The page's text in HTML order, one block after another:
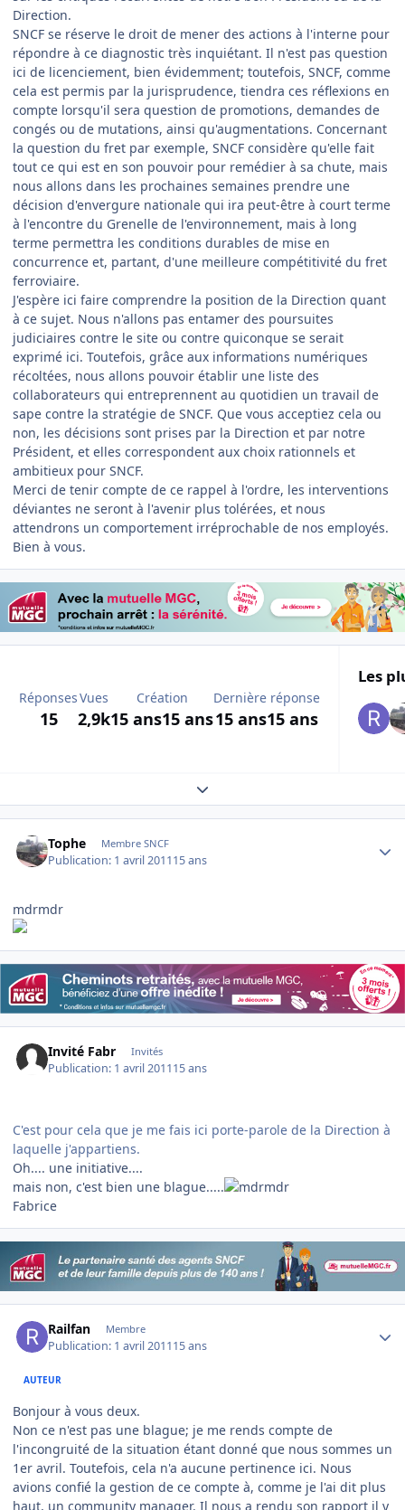
Direction.
SNCF se réserve le droit de mener des actions à l'interne pour
répondre à ce diagnostic très inquiétant. Il n'est pas question
ici de licenciement, bien évidemment; toutefois, SNCF, comme
cela est permis par la jurisprudence, tiendra ces réflexions en
compte lorsqu'il sera question de promotions, demandes de
congés ou de mutations, ainsi qu'augmentations. Concernant
la question du fret par exemple, SNCF considère qu'elle fait
tout ce qui est en son pouvoir pour remédier à sa chute, mais
nous allons dans les prochaines semaines prendre une
décision d'envergure nationale qui ira peut-être à court terme
à l'encontre du Grenelle de l'environnement, mais à long
terme permettra les conditions durables de mise en
concurrence et, partant, d'une meilleure compétitivité du fret
ferroviaire.
J'espère ici faire comprendre la position de la Direction quant
à ce sujet. Nous n'allons pas entamer des poursuites
judiciaires contre le site ou contre quiconque se serait
exprimé ici. Toutefois, grâce aux informations numériques
récoltées, nous allons pouvoir établir une liste des
collaborateurs qui entreprennent au quotidien un travail de
sape contre la stratégie de SNCF. Que vous acceptiez cela ou
non, les décisions sont prises par la Direction et par notre
Président, et elles correspondent aux choix rationnels et
ambitieux pour SNCF.
Merci de tenir compte de ce rappel à l'ordre, les interventions
déviantes ne seront à l'avenir plus tolérées, et nous
attendrons un comportement irréprochable de nos employés.
Bien à vous.
Réponses
15
Vues
2,9k
Création
15 ans15 ans
Dernière réponse
15 ans15 ans
Les
Expand topic overview
Tophe Membre SNCF
Publication: 1 avril 201115 ans
mdrmdr
Invité Fabr Invités
Publication: 1 avril 201115 ans
C'est pour cela que je me fais ici porte-parole de la Direction à
laquelle j'appartiens.
Oh.... une initiative....
mais non, c'est bien une blague.....
Fabrice
Railfan Membre
Publication: 1 avril 201115 ans
AUTEUR
Bonjour à vous deux.
Non ce n'est pas une blague; je me rends compte de
l'incongruité de la situation étant donné que nous sommes un
1er avril. Toutefois, cela n'a aucune pertinence ici. Nous
avions confié la gestion de ce compte à, comme je l'ai dit plus
haut, un community manager. Il nous a rendu son rapport il y